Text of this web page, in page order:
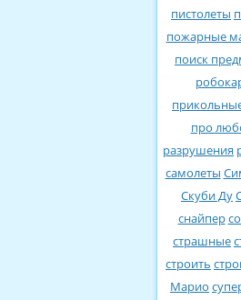
пистолеты
пожарные
поиск
про
разрушения
самолеты
Скуби Ду
снайпер
страшные
строить
Марио